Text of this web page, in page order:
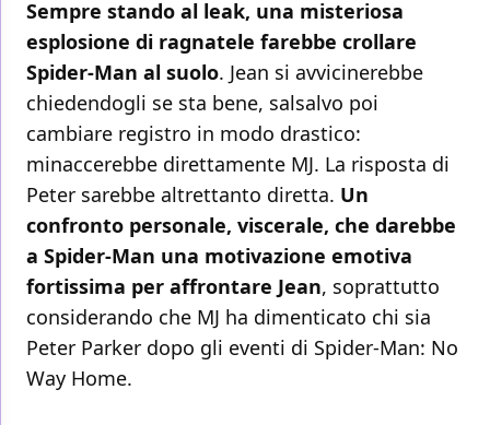
Sempre stando al leak, una misteriosa
esplosione di ragnatele farebbe crollare
Spider-Man al suolo. Jean si avvicinerebbe
chiedendogli se sta bene, salsalvo poi
cambiare registro in modo drastico:
minaccerebbe direttamente MJ. La risposta di
Peter sarebbe altrettanto diretta. Un
confronto personale, viscerale, che darebbe
a Spider-Man una motivazione emotiva
fortissima per affrontare Jean, soprattutto
considerando che MJ ha dimenticato chi sia
Peter Parker dopo gli eventi di Spider-Man: No
Way Home.